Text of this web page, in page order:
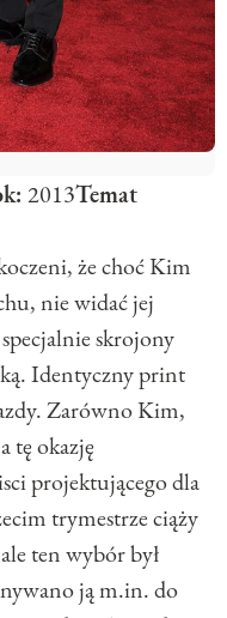
2013Temat
że choć Kim
nie widać jej
skrojony
Identyczny print
Zarówno Kim,
tę okazję
projektującego dla
trymestrze ciąży
ten wybór był
ją m.in. do